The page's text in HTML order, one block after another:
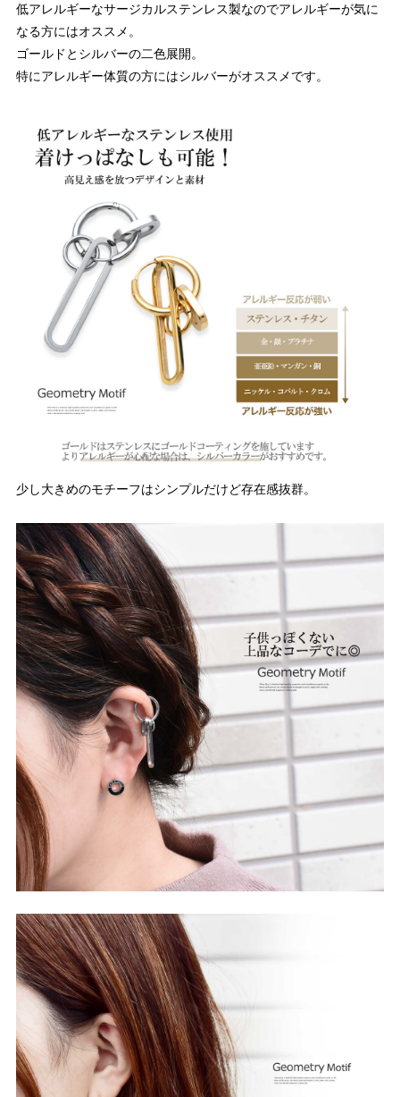
低アレルギーなサージカルステンレス製なのでアレルギーが気に
なる方にはオススメ。
ゴールドとシルバーの二色展開。
特にアレルギー体質の方にはシルバーがオススメです。
少し大きめのモチーフはシンプルだけど存在感抜群。